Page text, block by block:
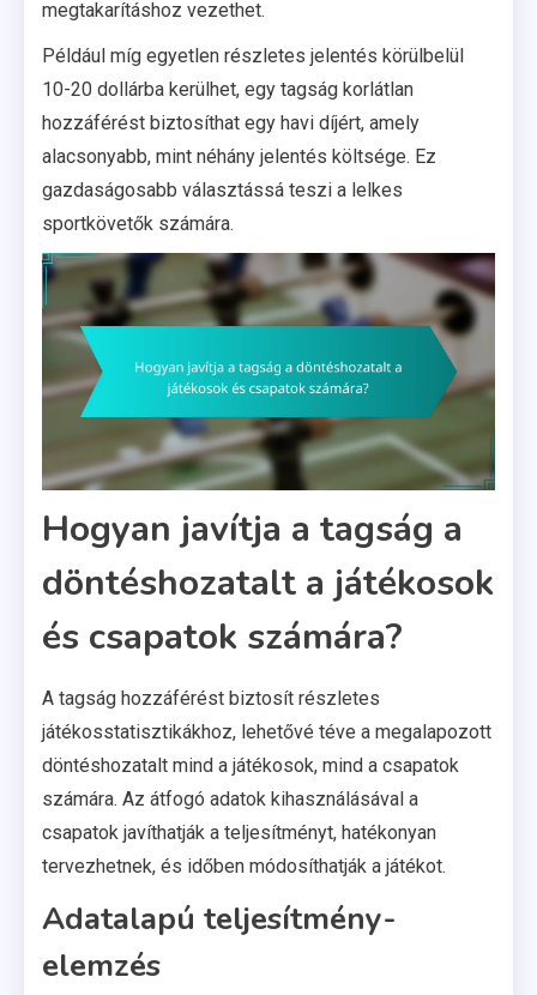
megtakarításhoz vezethet.
Például míg egyetlen részletes jelentés körülbelül
10-20 dollárba kerülhet, egy tagság korlátlan
hozzáférést biztosíthat egy havi díjért, amely
alacsonyabb, mint néhány jelentés költsége. Ez
gazdaságosabb választássá teszi a lelkes
sportkövetők számára.
Hogyan javítja a tagság a
döntéshozatalt a játékosok
és csapatok számára?
A tagság hozzáférést biztosít részletes
játékosstatisztikákhoz, lehetővé téve a megalapozott
döntéshozatalt mind a játékosok, mind a csapatok
számára. Az átfogó adatok kihasználásával a
csapatok javíthatják a teljesítményt, hatékonyan
tervezhetnek, és időben módosíthatják a játékot.
Adatalapú teljesítmény-
elemzés